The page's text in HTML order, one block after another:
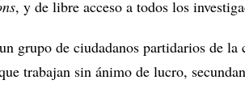
, y de libre acceso a todos los
grupo de ciudadanos partidarios de
trabajan sin ánimo de lucro,